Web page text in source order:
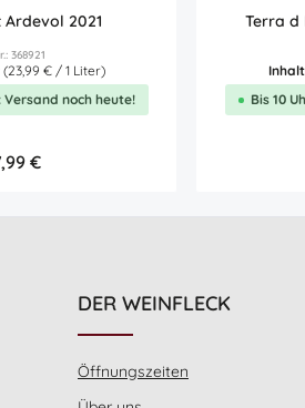
2021
368921
(23,99 € / 1 Liter)
Versand noch heute!
Preis:
€
Terra d
Bis 10
DER WEINFLECK
Öffnungszeiten